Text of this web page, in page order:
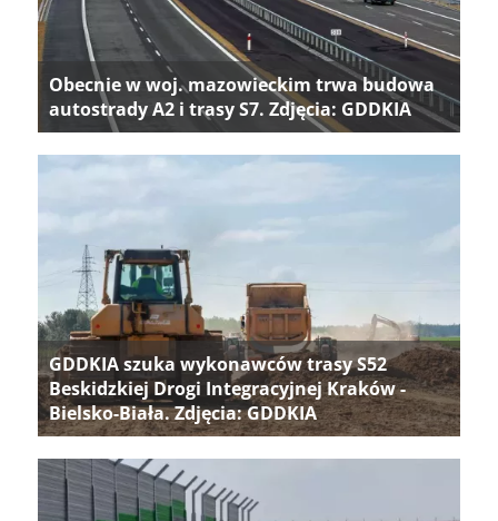
Obecnie w woj. mazowieckim trwa budowa
autostrady A2 i trasy S7. Zdjęcia: GDDKIA
GDDKIA szuka wykonawców trasy S52
Beskidzkiej Drogi Integracyjnej Kraków -
Bielsko-Biała. Zdjęcia: GDDKIA